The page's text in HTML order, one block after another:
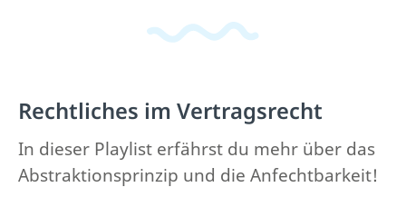
Rechtliches im Vertragsrecht
In dieser Playlist erfährst du mehr über das
Abstraktionsprinzip und die Anfechtbarkeit!